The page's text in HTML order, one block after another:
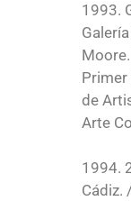
1993.
Primer
de
Arte
1994.
Cádiz.